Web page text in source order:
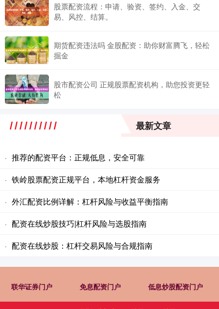
股票配资流程：申请、验资、签约、入金、交
易、风控、结算。
期货配资违法吗 金股配资：助你财富腾飞，轻松
掘金
股市配资公司 正规股票配资机构，助您投资更轻
松
最新文章
· 推荐的配资平台：正规低息，安全可靠
· 铁岭股票配资正规平台，本地杠杆资金服务
· 外汇配资比例详解：杠杆风险与收益平衡指南
· 配资在线炒股技巧|杠杆风险与选股指南
· 配资在线炒股：杠杆交易风险与合规指南
联华证券门户 免息配资门户 低息炒股配资门户